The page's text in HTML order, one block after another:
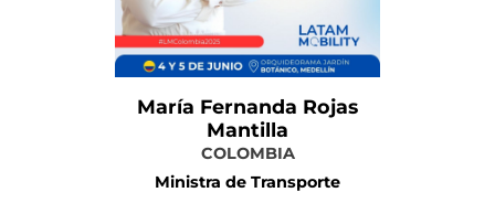
María Fernanda Rojas
Mantilla
COLOMBIA
Ministra de Transporte